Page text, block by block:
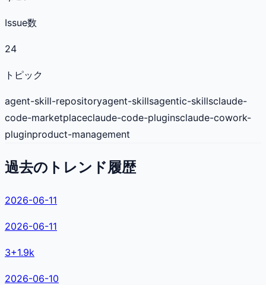
Issue数
24
トピック
agent-skill-repositoryagent-skillsagentic-skillsclaude-
code-marketplaceclaude-code-pluginsclaude-cowork-
pluginproduct-management
過去のトレンド履歴
2026-06-11
2026-06-11
3+1.9k
2026-06-10